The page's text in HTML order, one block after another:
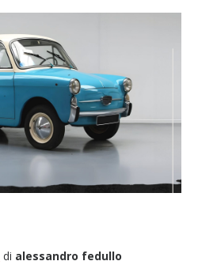
di alessandro fedullo